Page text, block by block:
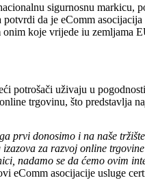
sigurnosnu markicu,
da je eComm
onim koje vrijede iu zemljama
uživaju u
trgovinu, što predstavlja
prvi donosimo i na naše
za razvoj online
nadamo se da ćemo ovim
eComm asocijacije usluge